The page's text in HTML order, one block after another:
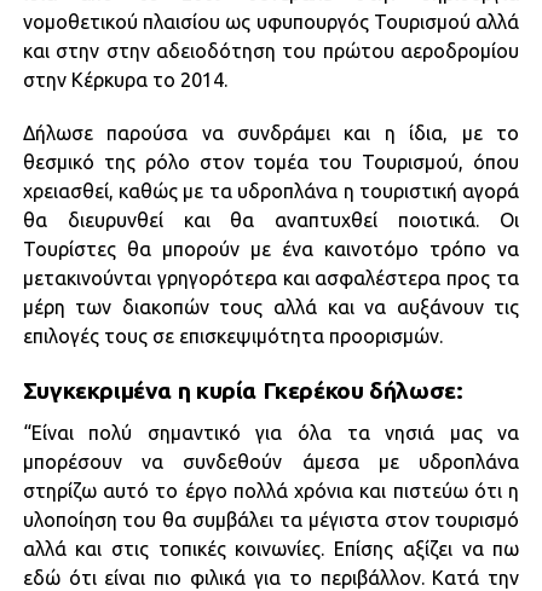
νομοθετικού πλαισίου ως υφυπουργός Τουρισμού αλλά
και στην στην αδειοδότηση του πρώτου αεροδρομίου
στην Κέρκυρα το 2014.
Δήλωσε παρούσα να συνδράμει και η ίδια, με το
θεσμικό της ρόλο στον τομέα του Τουρισμού, όπου
χρειασθεί, καθώς με τα υδροπλάνα η τουριστική αγορά
θα διευρυνθεί και θα αναπτυχθεί ποιοτικά. Οι
Τουρίστες θα μπορούν με ένα καινοτόμο τρόπο να
μετακινούνται γρηγορότερα και ασφαλέστερα προς τα
μέρη των διακοπών τους αλλά και να αυξάνουν τις
επιλογές τους σε επισκεψιμότητα προορισμών.
Συγκεκριμένα η κυρία Γκερέκου δήλωσε:
“Είναι πολύ σημαντικό για όλα τα νησιά μας να
μπορέσουν να συνδεθούν άμεσα με υδροπλάνα
στηρίζω αυτό το έργο πολλά χρόνια και πιστεύω ότι η
υλοποίηση του θα συμβάλει τα μέγιστα στον τουρισμό
αλλά και στις τοπικές κοινωνίες. Επίσης αξίζει να πω
εδώ ότι είναι πιο φιλικά για το περιβάλλον. Κατά την